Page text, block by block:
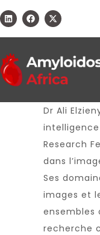
Dr Ali
Research
dans
Ses
images et
ensembles
recherche